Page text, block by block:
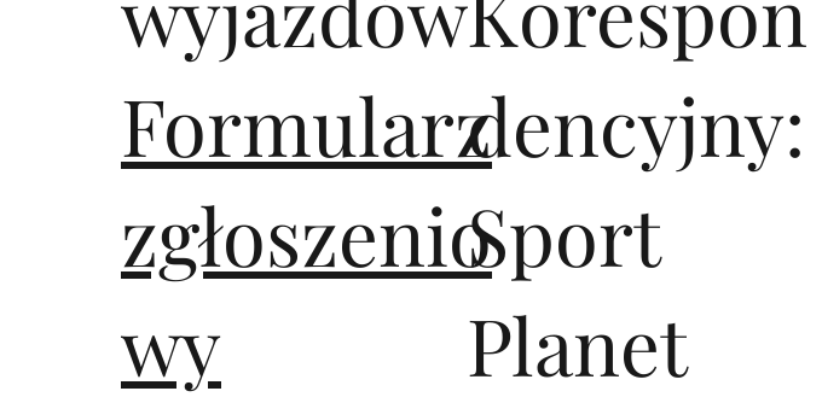
Formularz
zgłoszenio
wy
dencyjny:
Sport
Planet